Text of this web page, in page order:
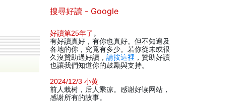
搜尋好讀 - Google
好讀第25年了 。
有好讀真好，有你也真好。但不知遍及
各地的你，究竟有多少。若你從未或很
久沒贊助過好讀， 請按這裡 ，贊助好讀
也讓我們知道你的鼓勵與支持。
2024/12/3 小黄
前人栽树，后人乘凉。感谢好读网站，
感谢所有的故事。